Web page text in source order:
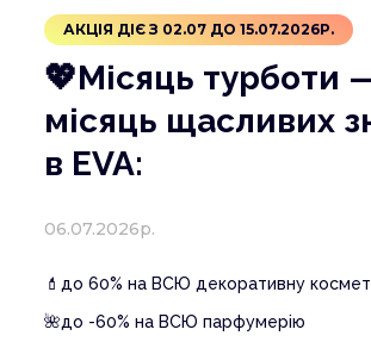
АКЦІЯ ДІЄ З 02.07 ДО 15.07.2026Р.
💖Місяць турботи
місяць щасливих
в EVA:
06.07.2026р.
💄до 60% на ВСЮ декоративну
🌺до -60% на ВСЮ парфумерію